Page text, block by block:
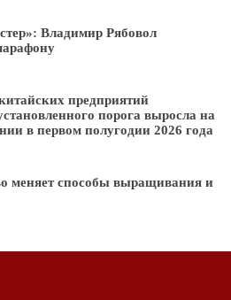
Владимир Рябовол
предприятий
порога выросла на
в первом полугодии 2026 года
меняет способы выращивания и